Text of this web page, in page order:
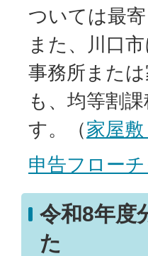
ついては最
また、川口
事務所また
も、均等割
す。（家屋
申告フロー
令和8年度
た